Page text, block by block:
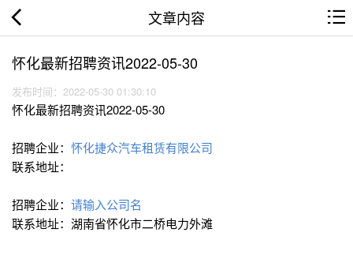
文章内容
怀化最新招聘资讯2022-05-30
发布时间：2022-05-30 01:30:10
怀化最新招聘资讯2022-05-30
招聘企业： 怀化捷众汽车租赁有限公司
联系地址：
招聘企业： 请输入公司名
联系地址：湖南省怀化市二桥电力外滩